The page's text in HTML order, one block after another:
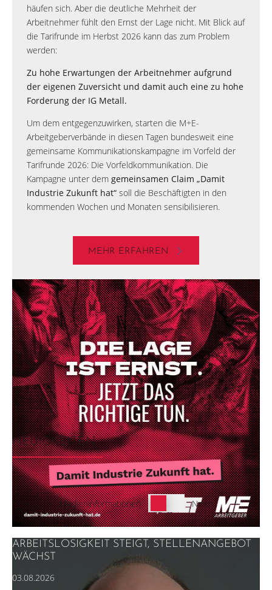
häufen sich. Aber die deutliche Mehrheit der
Arbeitnehmer fühlt den Ernst der Lage nicht. Mit Blick auf
die Tarifrunde im Herbst 2026 kann das zum Problem
werden:
Zu hohe Erwartungen der Arbeitnehmer aufgrund
der eigenen Zuversicht und damit auch eine zu hohe
Forderung der IG Metall.
Um dem entgegenzuwirken, starten die M+E-
Arbeitgeberverbände in diesen Tagen bundesweit eine
gemeinsame Kommunikationskampagne im Vorfeld der
Tarifrunde 2026: Die Vorfeldkommunikation. Die
Kampagne unter dem gemeinsamen Claim „Damit
Industrie Zukunft hat“ soll die Beschäftigten in den
kommenden Wochen und Monaten sensibilisieren.
MEHR ERFAHREN
NEUIGKEITEN
Medieninformationen Schalter
Neuigkeiten
News
ARBEITSLOSIGKEIT STEIGT, STELLENANGEBOT
WÄCHST
03.08.2026